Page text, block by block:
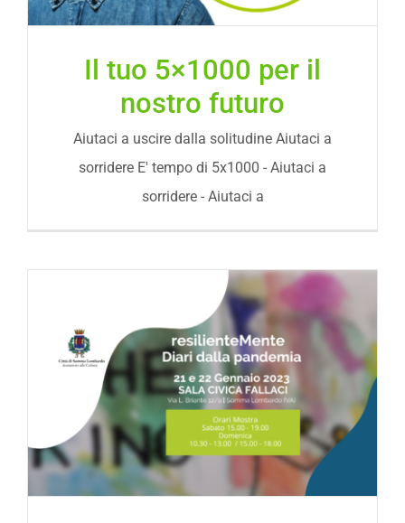
Il tuo 5×1000 per il
nostro futuro
Aiutaci a uscire dalla solitudine Aiutaci a
sorridere E' tempo di 5x1000 - Aiutaci a
sorridere - Aiutaci a